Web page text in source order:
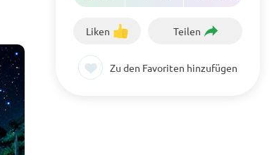
Liken Teilen
Zu den Favoriten hinzufügen